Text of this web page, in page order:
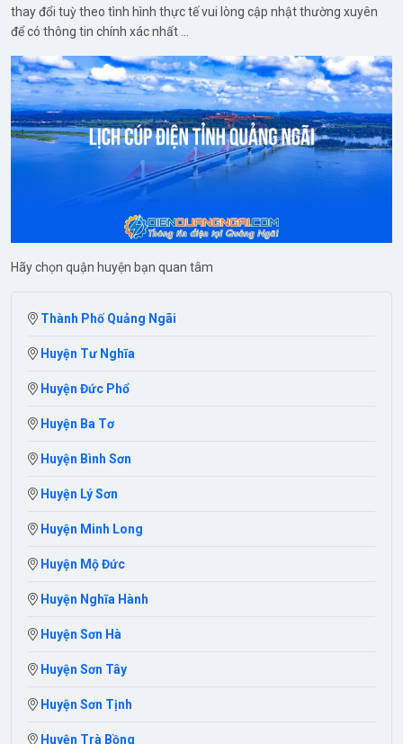
thay đổi tuỳ theo tình hình thực tế vui lòng cập nhật thường xuyên
để có thông tin chính xác nhất ...
Hãy chọn quận huyện bạn quan tâm
Thành Phố Quảng Ngãi
Huyện Tư Nghĩa
Huyện Đức Phổ
Huyện Ba Tơ
Huyện Bình Sơn
Huyện Lý Sơn
Huyện Minh Long
Huyện Mộ Đức
Huyện Nghĩa Hành
Huyện Sơn Hà
Huyện Sơn Tây
Huyện Sơn Tịnh
Huyện Trà Bồng